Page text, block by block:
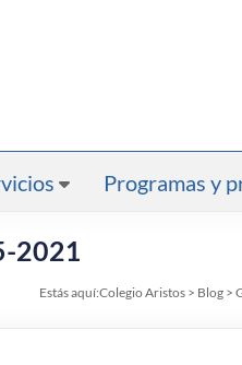
Programas y
2021
Estás aquí:Colegio Aristos > Blog >